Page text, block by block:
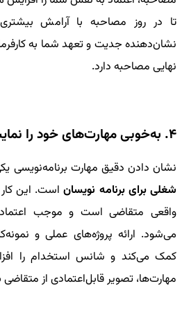
تا در روز مصاحبه با آرامش
نشان‌دهنده جدیت و تعهد شما به
نهایی مصاحبه دارد.
4. به‌خوبی مهارت‌های خود را نمایش دهید
نشان دادن دقیق مهارت برنامه‌نویسی
شغلی برای برنامه نویسان است. این
واقعی متقاضی است و موجب
می‌شود. ارائه پروژه‌های عملی و
کمک می‌کند و شانس استخدام را
مهارت‌ها، تصویر قابل‌اعتمادی از